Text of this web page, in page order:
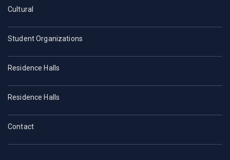
Cultural
Student Organizations
Residence Halls
Residence Halls
Contact